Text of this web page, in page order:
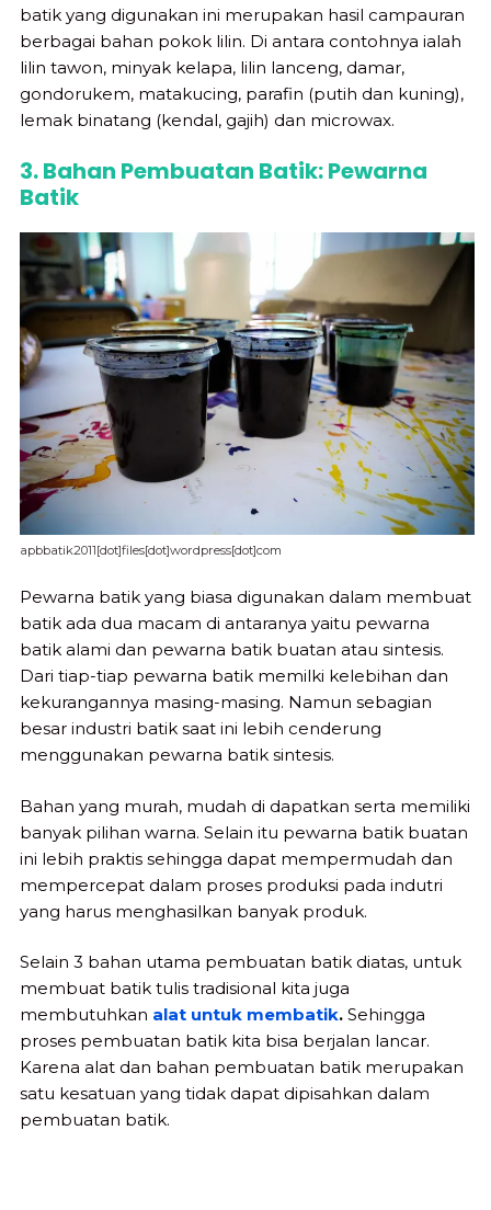
batik yang digunakan ini merupakan hasil campauran
berbagai bahan pokok lilin. Di antara contohnya ialah
lilin tawon, minyak kelapa, lilin lanceng, damar,
gondorukem, matakucing, parafin (putih dan kuning),
lemak binatang (kendal, gajih) dan microwax.
3. Bahan Pembuatan Batik: Pewarna
Batik
apbbatik2011[dot]files[dot]wordpress[dot]com
Pewarna batik yang biasa digunakan dalam membuat
batik ada dua macam di antaranya yaitu pewarna
batik alami dan pewarna batik buatan atau sintesis.
Dari tiap-tiap pewarna batik memilki kelebihan dan
kekurangannya masing-masing. Namun sebagian
besar industri batik saat ini lebih cenderung
menggunakan pewarna batik sintesis.
Bahan yang murah, mudah di dapatkan serta memiliki
banyak pilihan warna. Selain itu pewarna batik buatan
ini lebih praktis sehingga dapat mempermudah dan
mempercepat dalam proses produksi pada indutri
yang harus menghasilkan banyak produk.
Selain 3 bahan utama pembuatan batik diatas, untuk
membuat batik tulis tradisional kita juga
membutuhkan alat untuk membatik. Sehingga
proses pembuatan batik kita bisa berjalan lancar.
Karena alat dan bahan pembuatan batik merupakan
satu kesatuan yang tidak dapat dipisahkan dalam
pembuatan batik.